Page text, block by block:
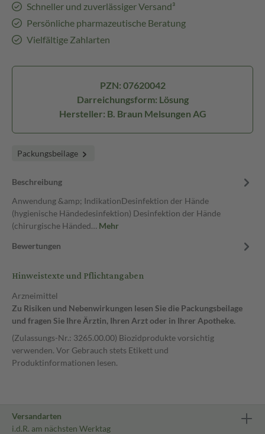
Schneller und zuverlässiger Versand³
Persönliche pharmazeutische Beratung
Vielfältige Zahlarten
PZN: 07620042
Darreichungsform: Lösung
Hersteller: B. Braun Melsungen AG
Packungsbeilage
Beschreibung
Anwendung &amp; IndikationDesinfektion der Hände
(hygienische Händedesinfektion) Desinfektion der Hände
(chirurgische Händed… Mehr
Bewertungen
Hinweistexte und Pflichtangaben
Arzneimittel
Zu Risiken und Nebenwirkungen lesen Sie die Packungsbeilage
und fragen Sie Ihre Ärztin, Ihren Arzt oder in Ihrer Apotheke.
(Zulassungs-Nr.: 3265.00.00) Biozidprodukte vorsichtig
verwenden. Vor Gebrauch stets Etikett und
Produktinformationen lesen.
Versandarten
i.d.R. am nächsten Werktag